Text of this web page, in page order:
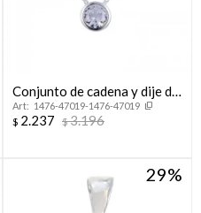
Conjunto de cadena y dije de
plata 925 rodinada, PUNTO
DE LUZ.
1476-47019-1476-47019
$ 2.237 $3.196
29